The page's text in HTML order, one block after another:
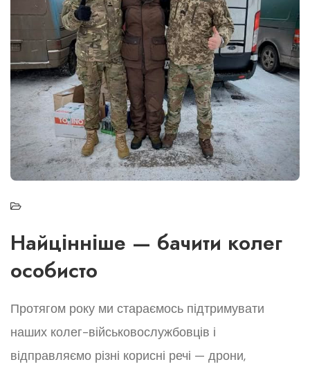
Найцінніше — бачити колег
особисто
Протягом року ми стараємось підтримувати
наших колег-військовослужбовців і
відправляємо різні корисні речі — дрони,